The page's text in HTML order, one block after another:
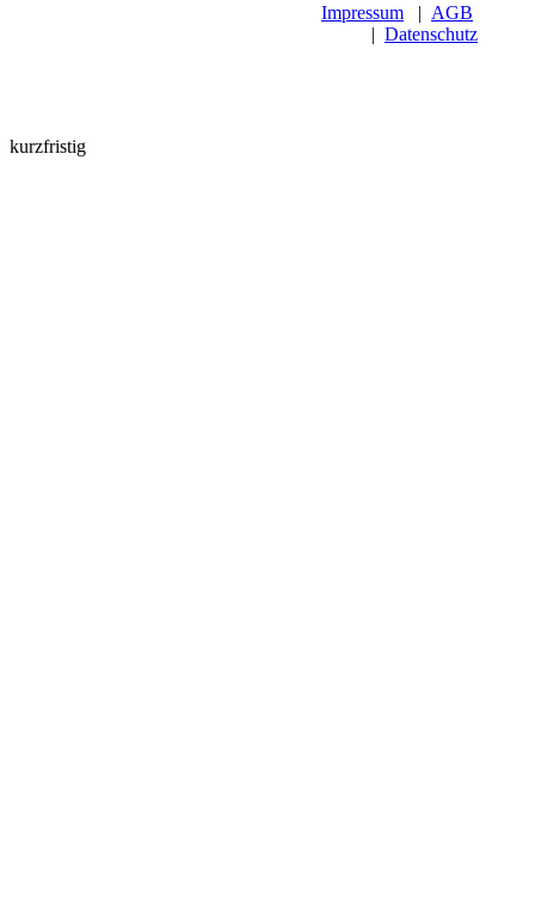
Impressum | AGB
| Datenschutz
kurzfristig